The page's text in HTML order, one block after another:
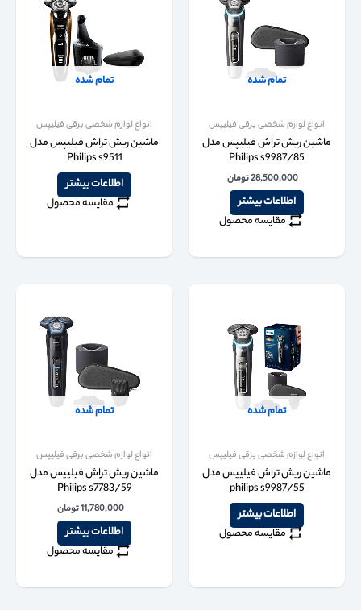
تمام شده
انواع لوازم شخصی برقی فیلیپس
ماشین ریش تراش فیلیپس مدل
Philips s9987/85
28,500,000تومان
اطلاعات بیشتر
مقایسه محصول
تمام شده
انواع لوازم شخصی برقی فیلیپس
ماشین ریش تراش فیلیپس مدل
Philips s9511
اطلاعات بیشتر
مقایسه محصول
تمام شده
انواع لوازم شخصی برقی فیلیپس
ماشین ریش تراش فیلیپس مدل
philips s9987/55
اطلاعات بیشتر
مقایسه محصول
تمام شده
انواع لوازم شخصی برقی فیلیپس
ماشین ریش تراش فیلیپس مدل
Philips s7783/59
11,780,000تومان
اطلاعات بیشتر
مقایسه محصول